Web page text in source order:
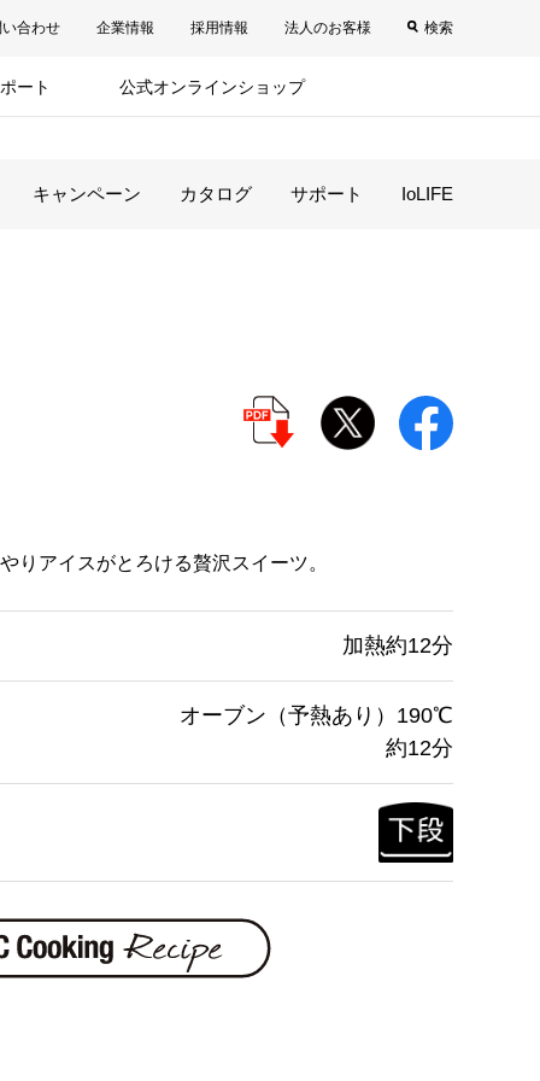
合わせ 企業情報 採用情報 法人のお客様 検索
ート 公式オンラインショップ
キャンペーン カタログ サポート IoLIFE
りアイスがとろける贅沢スイーツ。
加熱約12分
オーブン（予熱あり）190℃
約12分